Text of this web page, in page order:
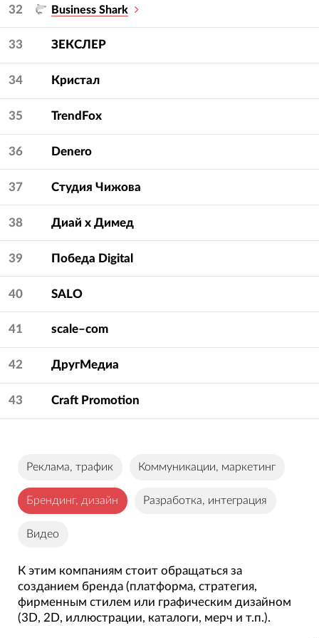
32 Business Shark
33 ЗЕКСЛЕР
34 Кристал
35 TrendFox
36 Denero
37 Студия Чижова
38 Диай х Димед
39 Победа Digital
40 SALO
41 scale–com
42 ДругМедиа
43 Craft Promotion
Реклама, трафик Коммуникации, маркетинг
Брендинг, дизайн Разработка, интеграция
Видео
К этим компаниям стоит обращаться за
созданием бренда (платформа, стратегия,
фирменным стилем или графическим дизайном
(3D, 2D, иллюстрации, каталоги, мерч и т.п.).